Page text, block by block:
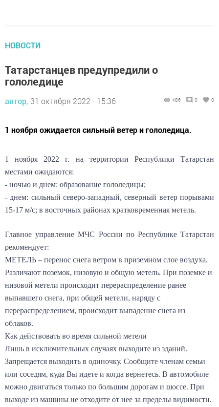
НОВОСТИ
Татарстанцев предупредили о
гололедице
автор, 31 октября 2022 - 15:36 486 0 0
1 ноября ожидается сильный ветер и гололедица.
1 ноября 2022 г. на территории Республики Татарстан
местами ожидаются:
- ночью и днем: образование гололедицы;
- днем: сильный северо-западный, северный ветер порывами
15-17 м/с; в восточных районах кратковременная метель.
Главное управление МЧС России по Республике Татарстан
рекомендует:
МЕТЕЛЬ – перенос снега ветром в приземном слое воздуха.
Различают поземок, низовую и общую метель. При поземке и
низовой метели происходит перераспределение ранее
выпавшего снега, при общей метели, наряду с
перераспределением, происходит выпадение снега из
облаков.
Как действовать во время сильной метели
Лишь в исключительных случаях выходите из зданий.
Запрещается выходить в одиночку. Сообщите членам семьи
или соседям, куда Вы идете и когда вернетесь. В автомобиле
можно двигаться только по большим дорогам и шоссе. При
выходе из машины не отходите от нее за пределы видимости.